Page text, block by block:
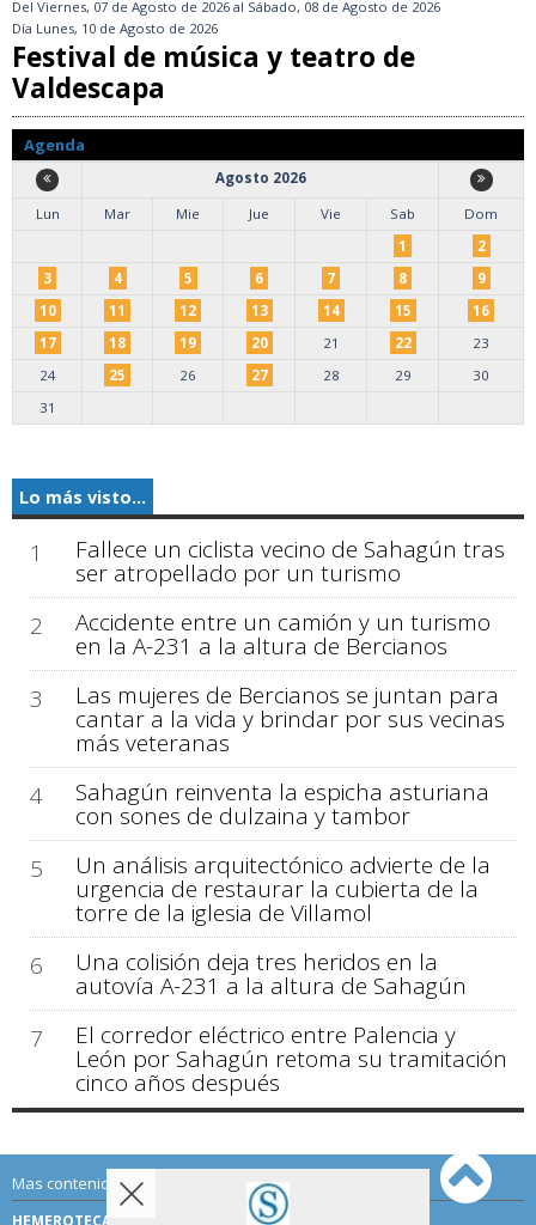
Del Viernes, 07 de Agosto de 2026 al Sábado, 08 de Agosto de 2026
Día Lunes, 10 de Agosto de 2026
Festival de música y teatro de
Valdescapa
Agenda
Agosto 2026
Lun
Mar Mie Jue Vie Sab
Dom
1
2
3
4 5 6 7 8
9
10
11 12 13 14 15
16
17
18 19 20 21 22
23
24
25 26 27 28 29
30
31
Lo más visto...
1 Fallece un ciclista vecino de Sahagún tras
ser atropellado por un turismo
2
Accidente entre un camión y un turismo
en la A-231 a la altura de Bercianos
3
Las mujeres de Bercianos se juntan para
cantar a la vida y brindar por sus vecinas
más veteranas
4
Sahagún reinventa la espicha asturiana
con sones de dulzaina y tambor
5
Un análisis arquitectónico advierte de la
urgencia de restaurar la cubierta de la
torre de la iglesia de Villamol
6
Una colisión deja tres heridos en la
autovía A-231 a la altura de Sahagún
7
El corredor eléctrico entre Palencia y
León por Sahagún retoma su tramitación
cinco años después
Mas contenido de Sahagún Digital:
HEMEROTECA TÉRMINOS DE USO